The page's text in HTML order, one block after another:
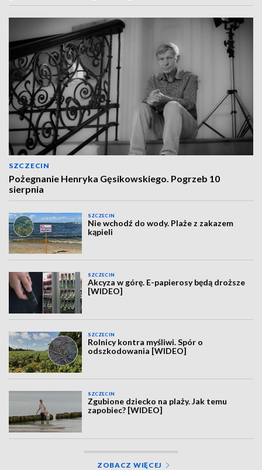
SZCZECIN
Pożegnanie Henryka Gęsikowskiego. Pogrzeb 10
sierpnia
SZCZECIN
Nie wchodź do wody. Plaże z zakazem
kąpieli
SZCZECIN
Akcyza w górę. E-papierosy będą droższe
[WIDEO]
SZCZECIN
Rolnicy kontra myśliwi. Spór o
odszkodowania [WIDEO]
SZCZECIN
Zgubione dziecko na plaży. Jak temu
zapobiec? [WIDEO]
ZOBACZ WIĘCEJ